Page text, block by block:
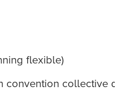
flexible)
convention collective